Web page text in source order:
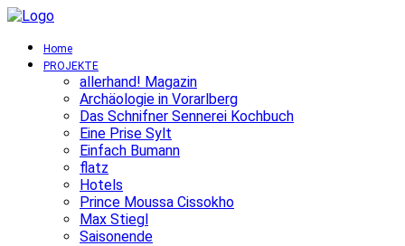
Home
PROJEKTE
allerhand! Magazin
Archäologie in Vorarlberg
Das Schnifner Sennerei Kochbuch
Eine Prise Sylt
Einfach Bumann
flatz
Hotels
Prince Moussa Cissokho
Max Stiegl
Saisonende